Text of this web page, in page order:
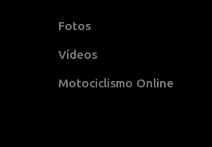
Fotos
Vídeos
Motociclismo Online